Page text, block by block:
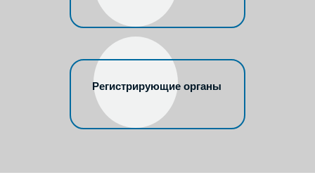
Регистрирующие органы